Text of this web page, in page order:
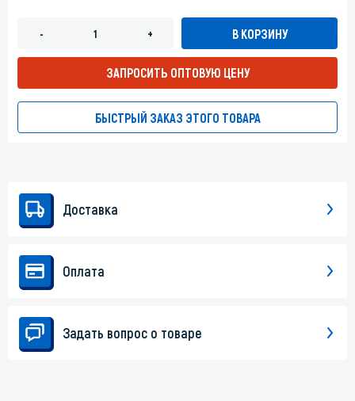
- + В КОРЗИНУ
ЗАПРОСИТЬ ОПТОВУЮ ЦЕНУ
БЫСТРЫЙ ЗАКАЗ ЭТОГО ТОВАРА
Доставка
Оплата
Задать вопрос о товаре